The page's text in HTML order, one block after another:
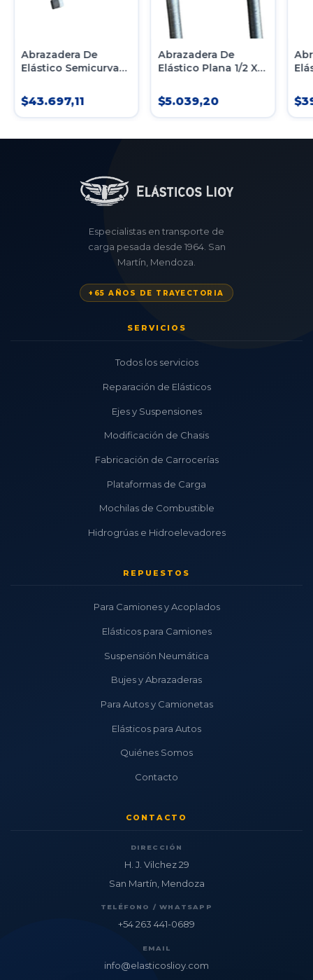
Abrazadera De
Elástico Semicurva
C/tuercas
$43.697,11
Abrazadera De
Elástico Plana 1/2 X
C/tuercas
$5.039,20
C/
Especialistas en transporte de
carga pesada desde 1964. San
Martín, Mendoza.
+65 AÑOS DE TRAYECTORIA
SERVICIOS
Todos los servicios
Reparación de Elásticos
Ejes y Suspensiones
Modificación de Chasis
Fabricación de Carrocerías
Plataformas de Carga
Mochilas de Combustible
Hidrogrúas e Hidroelevadores
REPUESTOS
Para Camiones y Acoplados
Elásticos para Camiones
Suspensión Neumática
Bujes y Abrazaderas
Para Autos y Camionetas
Elásticos para Autos
Quiénes Somos
Contacto
CONTACTO
DIRECCIÓN
H. J. Vilchez 29
San Martín, Mendoza
TELÉFONO / WHATSAPP
+54 263 441-0689
EMAIL
info@elasticoslioy.com